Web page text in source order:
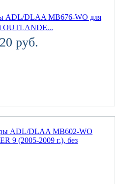
ADL/DLAA MB676-WO для
OUTLANDE...
руб.